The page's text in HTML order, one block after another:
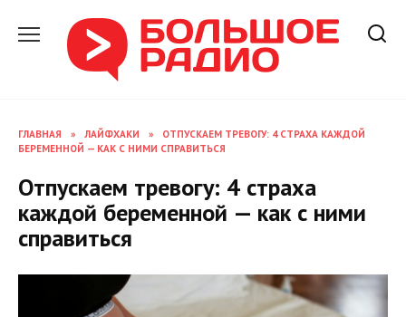
содержанию
ГЛАВНАЯ » ЛАЙФХАКИ »
ОТПУСКАЕМ ТРЕВОГУ: 4 СТРАХА КАЖДОЙ
БЕРЕМЕННОЙ — КАК С НИМИ СПРАВИТЬСЯ
Отпускаем тревогу: 4 страха
каждой беременной — как с ними
справиться